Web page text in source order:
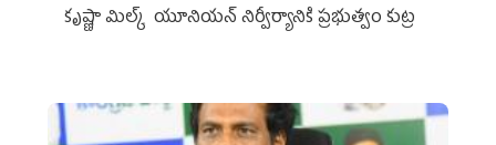
కృష్ణా మిల్క్‌ యూనియన్‌ నిర్వీర్యానికి ప్రభుత్వం కుట్ర